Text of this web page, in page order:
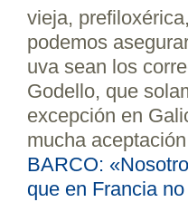
vieja,
podemos
uva sean los
Godello, que
excepción en
mucha
BARCO:
que en Francia